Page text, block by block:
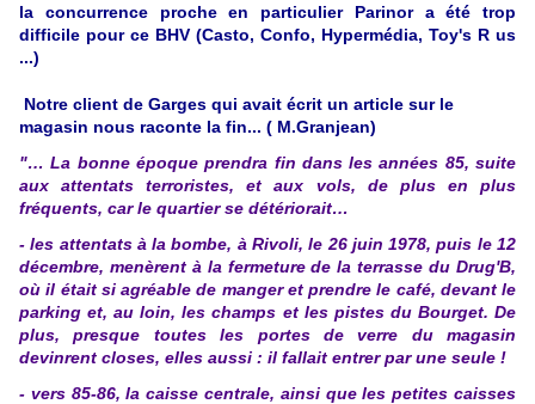
la concurrence proche en particulier Parinor a été trop
difficile pour ce BHV (Casto, Confo, Hypermédia, Toy's R us
...)
Notre client de Garges qui avait écrit un article sur le
magasin nous raconte la fin... ( M.Granjean)
"… La bonne époque prendra fin dans les années 85, suite
aux attentats terroristes, et aux vols, de plus en plus
fréquents, car le quartier se détériorait…
- les attentats à la bombe, à Rivoli, le 26 juin 1978, puis le 12
décembre, menèrent à la fermeture de la terrasse du Drug'B,
où il était si agréable de manger et prendre le café, devant le
parking et, au loin, les champs et les pistes du Bourget. De
plus, presque toutes les portes de verre du magasin
devinrent closes, elles aussi : il fallait entrer par une seule !
- vers 85-86, la caisse centrale, ainsi que les petites caisses